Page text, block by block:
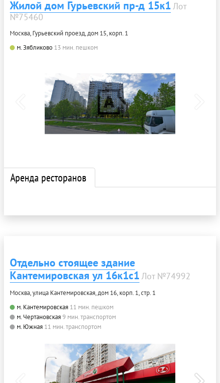
Жилой дом Гурьевский пр-д 15к1 Лот
№75460
Москва, Гурьевский проезд, дом 15, корп. 1
м. Зябликово 13 мин. пешком
Аренда ресторанов
Отдельно стоящее здание
Кантемировская ул 16к1с1 Лот №74992
Москва, улица Кантемировская, дом 16, корп. 1, стр. 1
м. Кантемировская 11 мин. пешком
м. Чертановская9 мин. транспортом
м. Южная 11 мин. транспортом